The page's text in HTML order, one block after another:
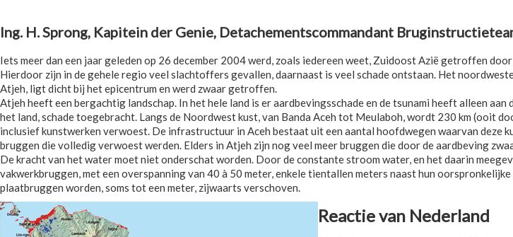
Ing. H. Sprong, Kapitein der Genie, Detachementscommandant
Iets meer dan een jaar geleden op 26 december 2004 werd, zoals iedereen weet, Zuidoost Azië getroffen
Hierdoor zijn in de gehele regio veel slachtoffers gevallen, daarnaast is veel schade ontstaan. Het
Atjeh, ligt dicht bij het epicentrum en werd zwaar getroffen.
Atjeh heeft een bergachtig landschap. In het hele land is er aardbevingsschade en de tsunami heeft alleen aan
het land, schade toegebracht. Langs de Noordwest kust, van Banda Aceh tot Meulaboh, wordt 230 km (ooit
inclusief kunstwerken verwoest. De infrastructuur in Aceh bestaat uit een aantal hoofdwegen waarvan deze
bruggen die volledig verwoest werden. Elders in Atjeh zijn nog veel meer bruggen die door de aardbeving
De kracht van het water moet niet onderschat worden. Door de constante stroom water, en het daarin
vakwerkbruggen, met een overspanning van 40 à 50 meter, enkele tientallen meters naast hun
plaatbruggen worden, soms tot een meter, zijwaarts verschoven.
Reactie van Nederland